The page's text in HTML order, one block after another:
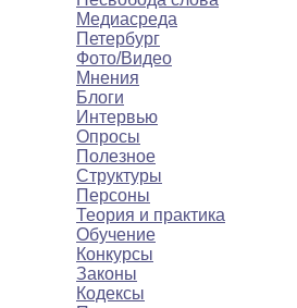
Медиасреда
Петербург
Фото/Видео
Мнения
Блоги
Интервью
Опросы
Полезное
Структуры
Персоны
Теория и практика
Обучение
Конкурсы
Законы
Кодексы